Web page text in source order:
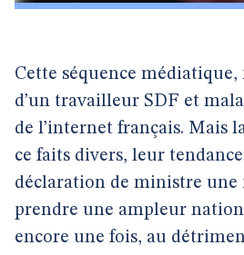
Cette séquence
d’un travailleur SDF et
de l’internet français. Mais
ce faits divers, leur
déclaration de ministre une
prendre une ampleur
encore une fois, au